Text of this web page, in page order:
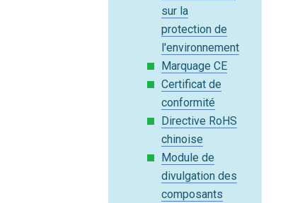
sur la
protection de
l'environnement
Marquage CE
Certificat de
conformité
Directive RoHS
chinoise
Module de
divulgation des
composants